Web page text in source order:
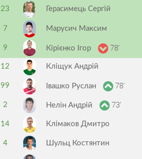
23 Герасимець Сергій
7 Марусич Максим
9 Кірієнко Ігор 78’
12 Кліщук Андрій
99 Івашко Руслан 78’
2 Нелін Андрій 73’
14 Клімаков Дмитро
4 Шульц Костянтин